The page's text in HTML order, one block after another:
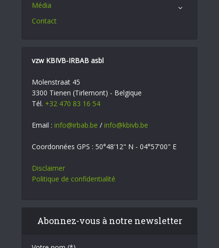
Média
Contact
vzw KBIVB-IRBAB asbl
Molenstraat 45
3300 Tienen (Tirlemont) - Belgique
Tél. +32 470 83 16 54
Email : info@irbab.be / info@kbivb.be
Coordonnées GPS : 50°48'12" N - 04°57'00" E
Disclaimer
Politique de confidentialité
Abonnez-vous à notre newsletter